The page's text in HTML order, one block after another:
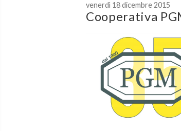
venerdì 18 dicembre 2015
Cooperativa